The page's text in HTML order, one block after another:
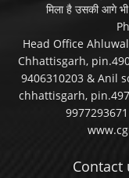
मिला है उसकी आगे
Head Office
Chhattisgarh,
9406310203 & Anil
chhattisgarh,
Contact